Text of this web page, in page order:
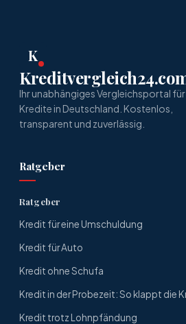
K
Ihr unabhängiges Vergleichsportal für
Kredite in Deutschland. Kostenlos,
transparent und zuverlässig.
Ratgeber
Ratgeber
Kredit für eine Umschuldung
Kredit für Auto
Kredit ohne Schufa
Kredit in der Probezeit: So klappt die
Kredit trotz Lohnpfändung